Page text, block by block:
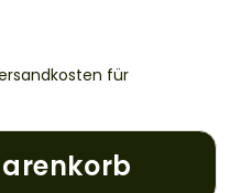
für